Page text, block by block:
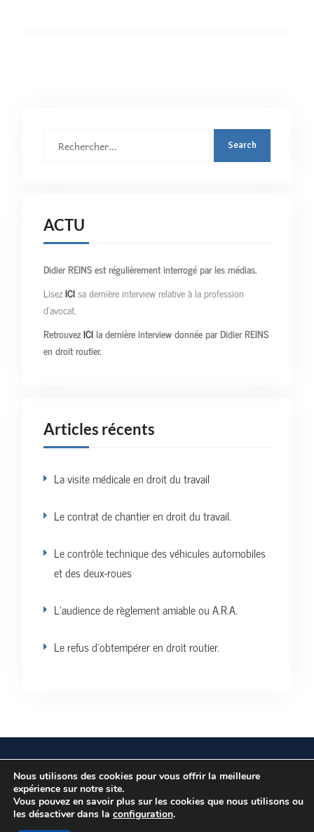
ACTU
Didier REINS est régulièrement interrogé par les médias.
LisezICIsa dernière interview relative à la profession
d’avocat.
RetrouvezICIla dernière interview donnée par Didier REINS
en droit routier.
Articles récents
La visite médicale en droit du travail
Le contrat de chantier en droit du travail.
Le contrôle technique des véhicules automobiles
et des deux-roues
L’audience de règlement amiable ou A.R.A.
Le refus d’obtempérer en droit routier.
Vos données personnelles Politique de confidentialité
Copyright © Tous droits réservés.
Nous utilisons des cookies pour vous offrir la meilleure
expérience sur notre site.
Vous pouvez en savoir plus sur les cookies que nous utilisons ou
les désactiver dans la configuration.